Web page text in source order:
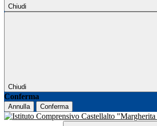
Chiudi
Chiudi
Conferma
Annulla Conferma